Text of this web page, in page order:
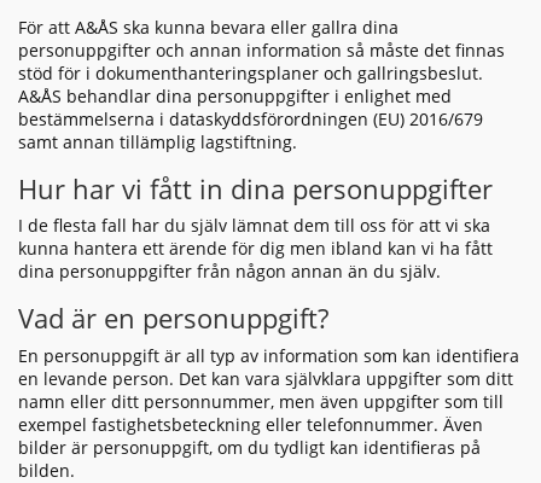
För att A&ÅS ska kunna bevara eller gallra dina
personuppgifter och annan information så måste det finnas
stöd för i dokumenthanteringsplaner och gallringsbeslut.
A&ÅS behandlar dina personuppgifter i enlighet med
bestämmelserna i dataskyddsförordningen (EU) 2016/679
samt annan tillämplig lagstiftning.
Hur har vi fått in dina personuppgifter
I de flesta fall har du själv lämnat dem till oss för att vi ska
kunna hantera ett ärende för dig men ibland kan vi ha fått
dina personuppgifter från någon annan än du själv.
Vad är en personuppgift?
En personuppgift är all typ av information som kan identifiera
en levande person. Det kan vara självklara uppgifter som ditt
namn eller ditt personnummer, men även uppgifter som till
exempel fastighetsbeteckning eller telefonnummer. Även
bilder är personuppgift, om du tydligt kan identifieras på
bilden.